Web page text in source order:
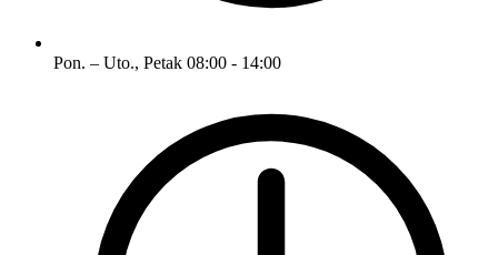
Pon. – Uto., Petak 08:00 - 14:00